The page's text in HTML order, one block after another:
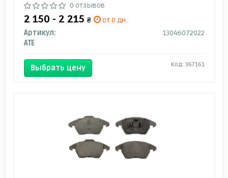
0 отзывов
2 150 - 2 215 ₴
от 0 дн.
Артикул:
13046072022
ATE
Выбрать цену Код: 367161